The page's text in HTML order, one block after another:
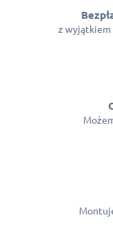
z wyjątkiem